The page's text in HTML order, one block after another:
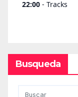
Busqueda